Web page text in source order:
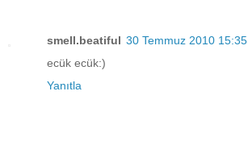
smell.beatiful 30 Temmuz 2010 15:35
ecük ecük:)
Yanıtla